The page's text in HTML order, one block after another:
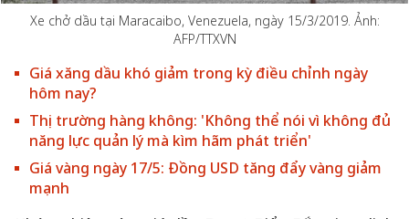
Xe chở dầu tại Maracaibo, Venezuela, ngày 15/3/2019. Ảnh:
AFP/TTXVN
Giá xăng dầu khó giảm trong kỳ điều chỉnh ngày
hôm nay?
Thị trường hàng không: 'Không thể nói vì không đủ
năng lực quản lý mà kìm hãm phát triển'
Giá vàng ngày 17/5: Đồng USD tăng đẩy vàng giảm
mạnh